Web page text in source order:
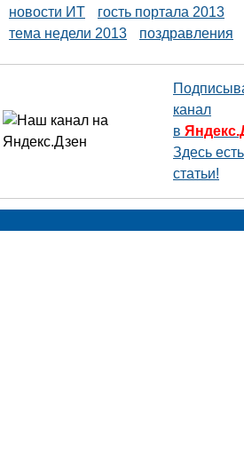
новости ИТ
гость портала 2013
тема недели 2013
поздравления
канал
в
Здесь
статьи!